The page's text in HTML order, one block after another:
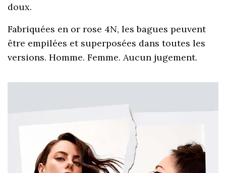
doux.
Fabriquées en or rose 4N, les bagues peuvent
être empilées et superposées dans toutes les
versions. Homme. Femme. Aucun jugement.